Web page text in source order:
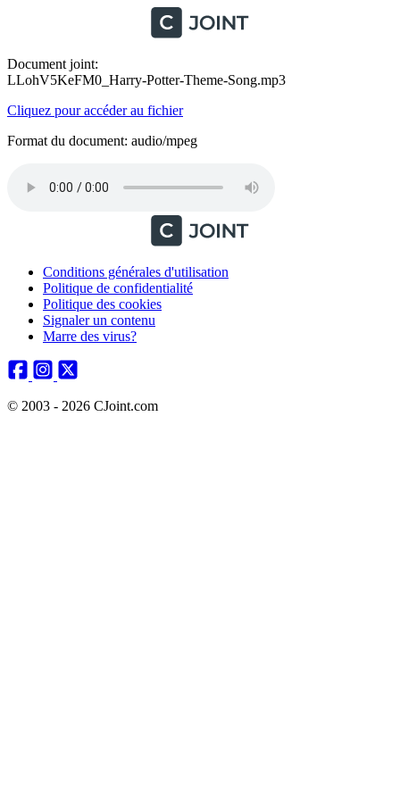
Document joint:
LLohV5KeFM0_Harry-Potter-Theme-Song.mp3
Cliquez pour accéder au fichier
Format du document: audio/mpeg
Conditions générales d'utilisation
Politique de confidentialité
Politique des cookies
Signaler un contenu
Marre des virus?
© 2003 - 2026 CJoint.com